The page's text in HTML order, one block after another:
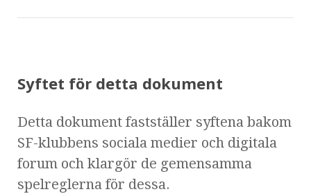
Syftet för detta dokument
Detta dokument fastställer syftena bakom
SF-klubbens sociala medier och digitala
forum och klargör de gemensamma
spelreglerna för dessa.